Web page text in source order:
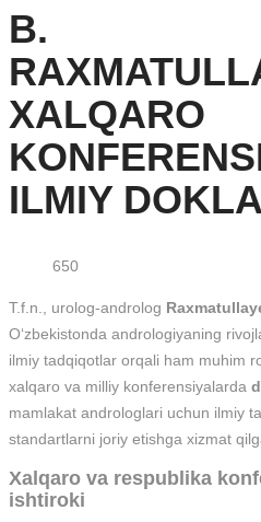
B.
XALQARO
ILMIY
650
T.f.n., urolog-androlog
O‘zbekistonda andrologiyaning
ilmiy tadqiqotlar orqali ham muhim
xalqaro va milliy konferensiyalarda
mamlakat androloglari uchun ilmiy
standartlarni joriy etishga xizmat
Xalqaro va respublika
ishtiroki